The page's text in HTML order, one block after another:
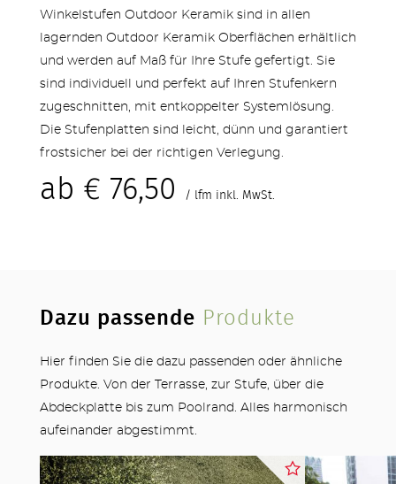
Winkelstufen Outdoor Keramik sind in allen
lagernden Outdoor Keramik Oberflächen erhältlich
und werden auf Maß für Ihre Stufe gefertigt. Sie
sind individuell und perfekt auf Ihren Stufenkern
zugeschnitten, mit entkoppelter Systemlösung.
Die Stufenplatten sind leicht, dünn und garantiert
frostsicher bei der richtigen Verlegung.
ab € 76,50 / lfm inkl. MwSt.
Dazu passende Produkte
Hier finden Sie die dazu passenden oder ähnliche
Produkte. Von der Terrasse, zur Stufe, über die
Abdeckplatte bis zum Poolrand. Alles harmonisch
aufeinander abgestimmt.